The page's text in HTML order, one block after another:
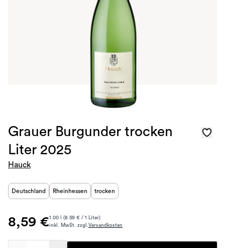
Grauer Burgunder trocken
Liter 2025
Hauck
Deutschland Rheinhessen trocken
8,59 €1.00 l (8.59 € / 1 Liter)
inkl. MwSt. zzgl.Versandkosten